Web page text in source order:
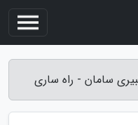
سامان - راه ساری